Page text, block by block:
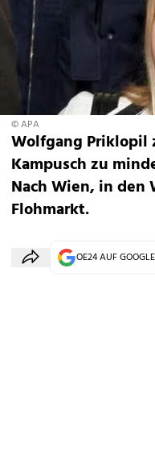
© APA
Wolfgang Priklopil
Kampusch zu
Nach Wien, in den
Flohmarkt.
OE24 AUF